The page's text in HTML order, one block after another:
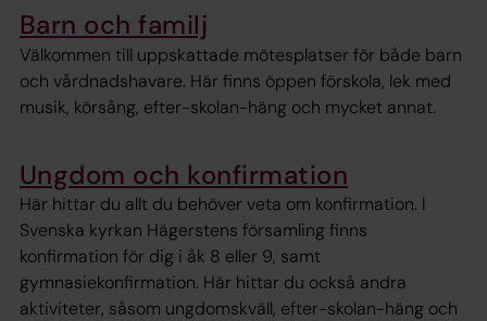
Barn och familj
Välkommen till uppskattade mötesplatser för både barn
och vårdnadshavare. Här finns öppen förskola, lek med
musik, körsång, efter-skolan-häng och mycket annat.
Ungdom och konfirmation
Här hittar du allt du behöver veta om konfirmation. I
Svenska kyrkan Hägerstens församling finns
konfirmation för dig i åk 8 eller 9, samt
gymnasiekonfirmation. Här hittar du också andra
aktiviteter, såsom ungdomskväll, efter-skolan-häng och